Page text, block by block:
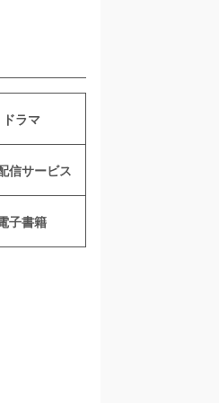
ドラマ
信サービス
子書籍